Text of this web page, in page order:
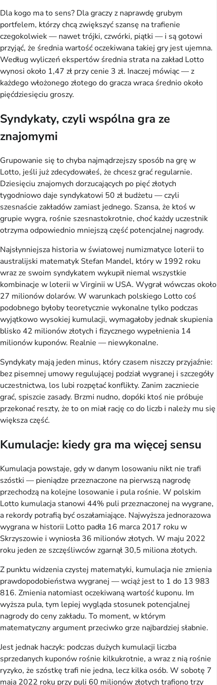
Dla kogo ma to sens? Dla graczy z naprawdę grubym
portfelem, którzy chcą zwiększyć szansę na trafienie
czegokolwiek — nawet trójki, czwórki, piątki — i są gotowi
przyjąć, że średnia wartość oczekiwana takiej gry jest ujemna.
Według wyliczeń ekspertów średnia strata na zakład Lotto
wynosi około 1,47 zł przy cenie 3 zł. Inaczej mówiąc — z
każdego włożonego złotego do gracza wraca średnio około
pięćdziesięciu groszy.
Syndykaty, czyli wspólna gra ze
znajomymi
Grupowanie się to chyba najmądrzejszy sposób na grę w
Lotto, jeśli już zdecydowałeś, że chcesz grać regularnie.
Dziesięciu znajomych dorzucających po pięć złotych
tygodniowo daje syndykatowi 50 zł budżetu — czyli
szesnaście zakładów zamiast jednego. Szansa, że ktoś w
grupie wygra, rośnie szesnastokrotnie, choć każdy uczestnik
otrzyma odpowiednio mniejszą część potencjalnej nagrody.
Najsłynniejsza historia w światowej numizmatyce loterii to
australijski matematyk Stefan Mandel, który w 1992 roku
wraz ze swoim syndykatem wykupił niemal wszystkie
kombinacje w loterii w Virginii w USA. Wygrał wówczas około
27 milionów dolarów. W warunkach polskiego Lotto coś
podobnego byłoby teoretycznie wykonalne tylko podczas
wyjątkowo wysokiej kumulacji, wymagałoby jednak skupienia
blisko 42 milionów złotych i fizycznego wypełnienia 14
milionów kuponów. Realnie — niewykonalne.
Syndykaty mają jeden minus, który czasem niszczy przyjaźnie:
bez pisemnej umowy regulującej podział wygranej i szczegóły
uczestnictwa, los lubi rozpętać konflikty. Zanim zaczniecie
grać, spiszcie zasady. Brzmi nudno, dopóki ktoś nie próbuje
przekonać reszty, że to on miał rację co do liczb i należy mu się
większa część.
Kumulacje: kiedy gra ma więcej sensu
Kumulacja powstaje, gdy w danym losowaniu nikt nie trafi
szóstki — pieniądze przeznaczone na pierwszą nagrodę
przechodzą na kolejne losowanie i pula rośnie. W polskim
Lotto kumulacja stanowi 44% puli przeznaczonej na wygrane,
a rekordy potrafią być oszałamiające. Najwyższa jednorazowa
wygrana w historii Lotto padła 16 marca 2017 roku w
Skrzyszowie i wyniosła 36 milionów złotych. W maju 2022
roku jeden ze szczęśliwców zgarnął 30,5 miliona złotych.
Z punktu widzenia czystej matematyki, kumulacja nie zmienia
prawdopodobieństwa wygranej — wciąż jest to 1 do 13 983
816. Zmienia natomiast oczekiwaną wartość kuponu. Im
wyższa pula, tym lepiej wygląda stosunek potencjalnej
nagrody do ceny zakładu. To moment, w którym
matematyczny argument przeciwko grze najbardziej słabnie.
Jest jednak haczyk: podczas dużych kumulacji liczba
sprzedanych kuponów rośnie kilkukrotnie, a wraz z nią rośnie
ryzyko, że szóstkę trafi nie jedna, lecz kilka osób. W sobotę 7
maja 2022 roku przy puli 60 milionów złotych trafiono trzy